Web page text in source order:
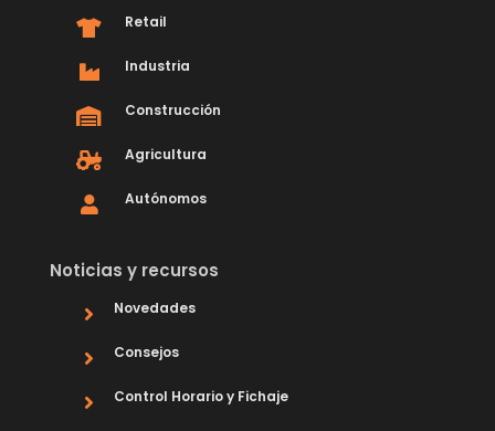
Retail
Industria
Construcción
Agricultura
Autónomos
Noticias y recursos
Novedades
Consejos
Control Horario y Fichaje